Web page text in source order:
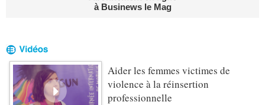
à Businews le Mag
Aider les femmes victimes de
violence à la réinsertion
professionnelle